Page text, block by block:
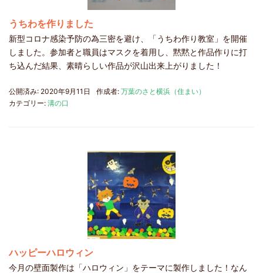
うちわを作りました
新型コロナ感染予防の為三密を避け、「うちわ作り教室」を開催
しました。参加者と職員はマスクを着用し、黙黙と作品作りに打
ち込んだ結果、素晴らしい作品が沢山出来上がりました！
公開済み: 2020年9月11日 作成者: 万葉のさと横浜（住まい）
カテゴリー: 溝の口
ハッピーハロウィン
今月の壁面製作は「ハロウィン」をテーマに製作しました！なん